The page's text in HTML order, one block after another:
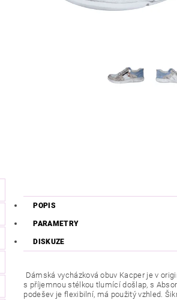
POPIS
PARAMETRY
DISKUZE
Dámská vycházková obuv Kacper je v
s příjemnou stélkou tlumící došlap, s
podešev je flexibilní, má použitý vzhled.